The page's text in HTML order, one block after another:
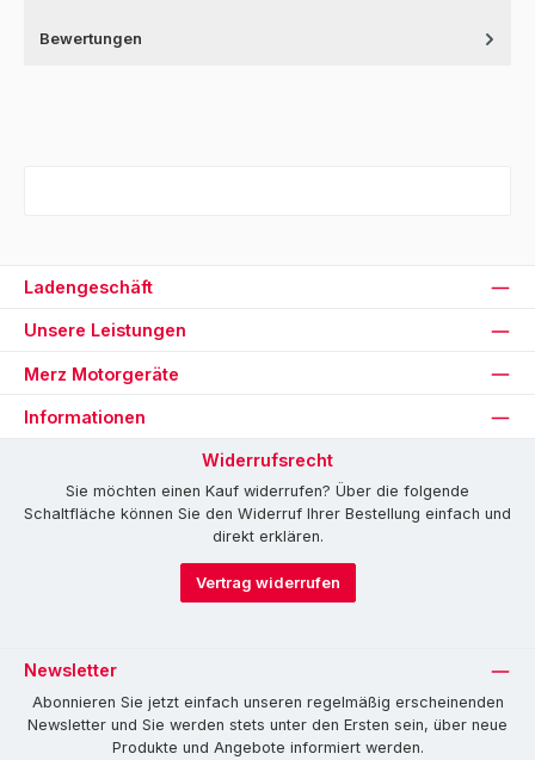
Bewertungen
Ladengeschäft
Unsere Leistungen
Merz Motorgeräte
Informationen
Widerrufsrecht
Sie möchten einen Kauf widerrufen? Über die folgende
Schaltfläche können Sie den Widerruf Ihrer Bestellung einfach und
direkt erklären.
Vertrag widerrufen
Newsletter
Abonnieren Sie jetzt einfach unseren regelmäßig erscheinenden
Newsletter und Sie werden stets unter den Ersten sein, über neue
Produkte und Angebote informiert werden.